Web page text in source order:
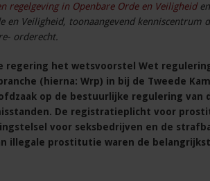
regelgeving in Openbare Orde en Veiligheiden
en Veiligheid, toonaangevend kenniscentrum
orderecht.
regering het wetsvoorstel Wet
(hierna: Wrp) in bij de Tweede
op de bestuurlijke regulering van
De registratieplicht voor
voor seksbedrijven en de
illegale prostitutie waren de